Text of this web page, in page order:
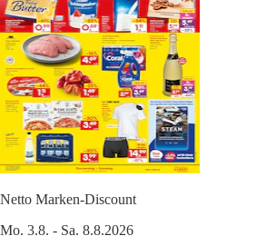
Netto Marken-Discount
Mo. 3.8. - Sa. 8.8.2026